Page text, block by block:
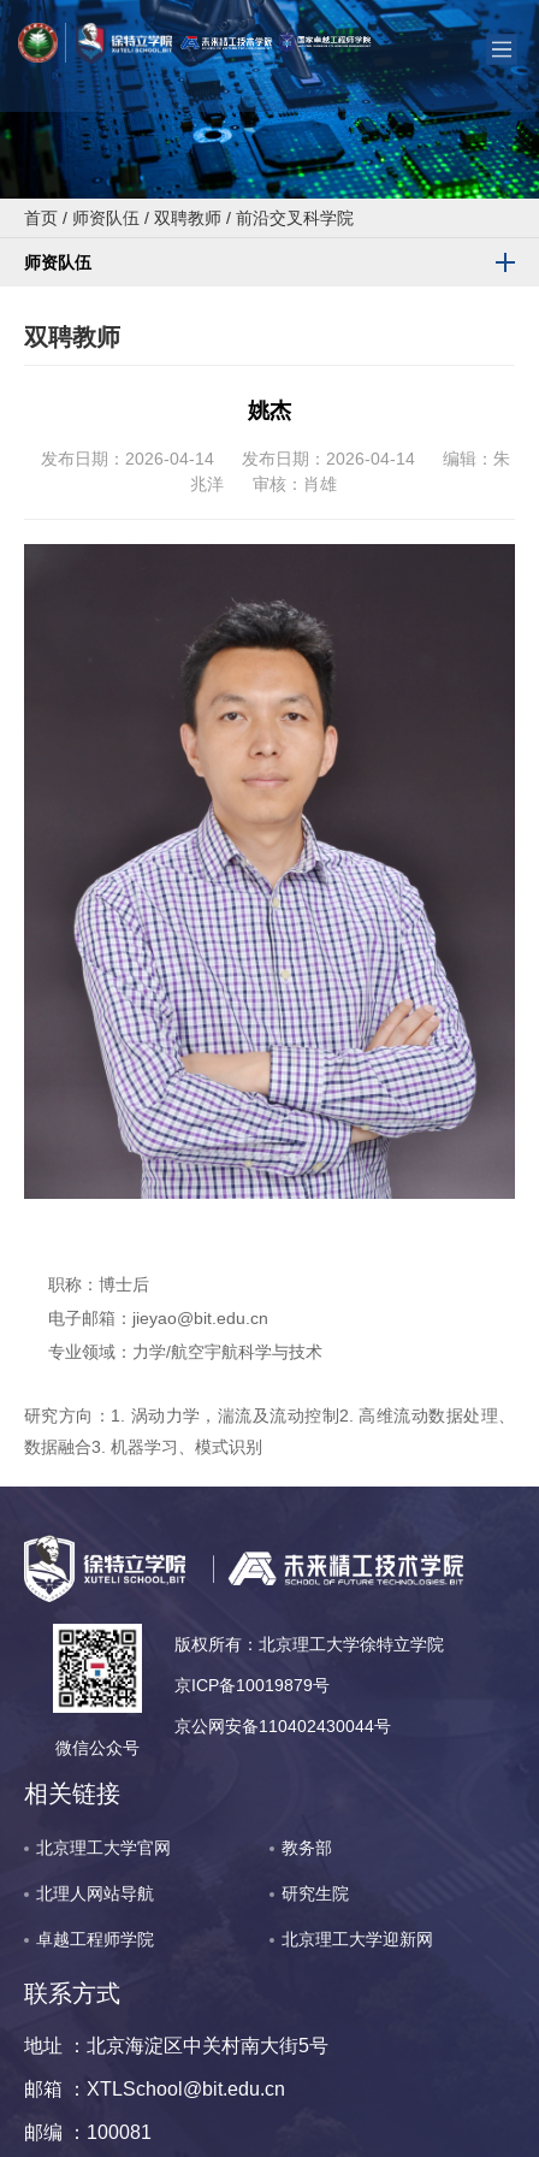
首页 / 师资队伍 / 双聘教师 / 前沿交叉科学院
师资队伍
双聘教师
姚杰
发布日期：2026-04-14 发布日期：2026-04-14
编辑：朱
兆洋
审核：肖雄
职称：博士后
电子邮箱：jieyao@bit.edu.cn
专业领域：力学/航空宇航科学与技术
研究方向：1. 涡动力学，湍流及流动控制2. 高维流动数据处理、
数据融合3. 机器学习、模式识别
微信公众号
版权所有：北京理工大学徐特立学院
京ICP备10019879号
京公网安备110402430044号
相关链接
北京理工大学官网 教务部
北理人网站导航 研究生院
卓越工程师学院 北京理工大学迎新网
联系方式
地址 ：北京海淀区中关村南大街5号
邮箱 ：XTLSchool@bit.edu.cn
邮编 ：100081